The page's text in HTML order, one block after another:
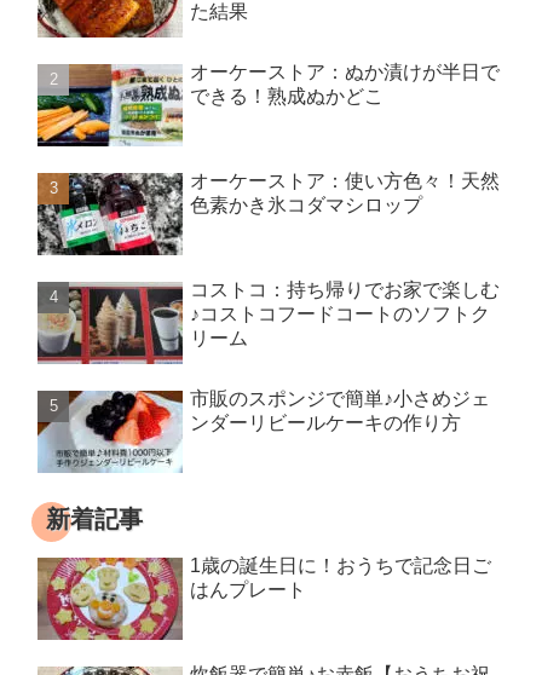
た結果
オーケーストア：ぬか漬けが半日で
できる！熟成ぬかどこ
オーケーストア：使い方色々！天然
色素かき氷コダマシロップ
コストコ：持ち帰りでお家で楽しむ
♪コストコフードコートのソフトク
リーム
市販のスポンジで簡単♪小さめジェ
ンダーリビールケーキの作り方
新着記事
1歳の誕生日に！おうちで記念日ご
はんプレート